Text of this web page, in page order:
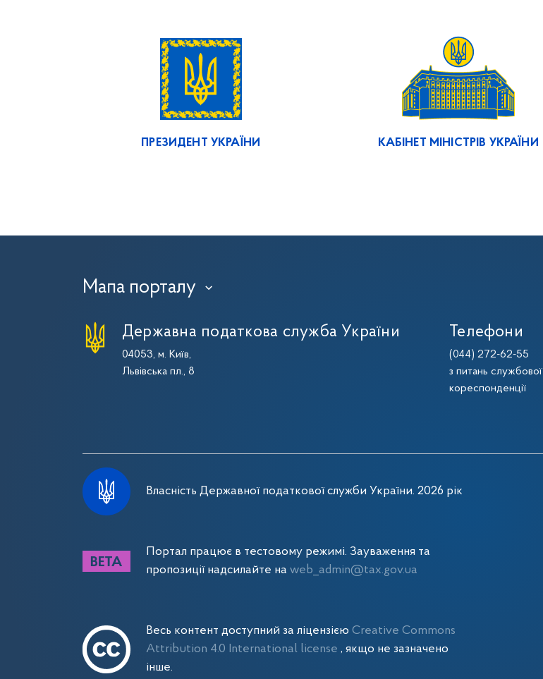
ПРЕЗИДЕНТ УКРАЇНИ КАБІНЕТ МІНІСТРІВ УКРАЇНИ
Мапа порталу ›
Державна податкова служба України
04053, м. Київ,
Львівська пл., 8
Телефони
(044) 272-62-55
з питань службової
кореспонденції
Власність Державної податкової служби України. 2026 рік
Портал працює в тестовому режимі. Зауваження та
пропозиції надсилайте на web_admin@tax.gov.ua
Весь контент доступний за ліцензією Creative Commons
Attribution 4.0 International license , якщо не зазначено
інше.